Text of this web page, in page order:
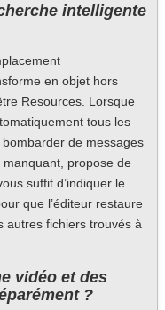
intelligente
en objet hors
Resources. Lorsque
tous les
de messages
propose de
suffit d’indiquer le
que l’éditeur restaure
autres fichiers trouvés à
vidéo et des
?